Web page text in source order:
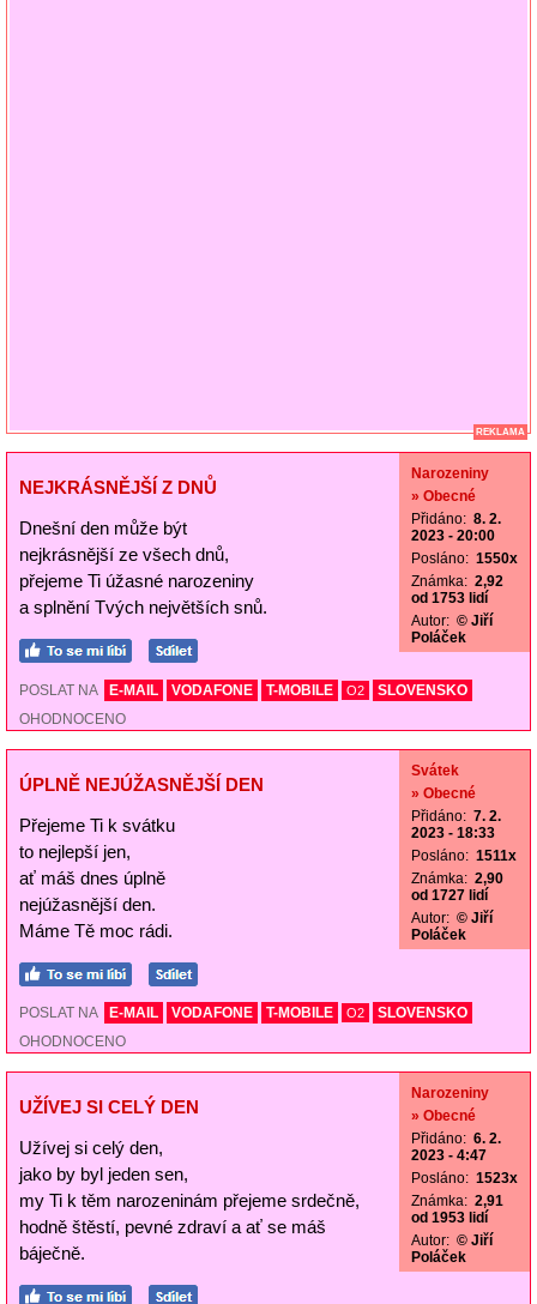
REKLAMA
NEJKRÁSNĚJŠÍ Z DNŮ
Dnešní den může být
nejkrásnější ze všech dnů,
přejeme Ti úžasné narozeniny
a splnění Tvých největších snů.
Narozeniny
» Obecné
Přidáno: 8. 2.
2023 - 20:00
Posláno: 1550x
Známka: 2,92
od 1753 lidí
Autor: © Jiří
Poláček
POSLAT NA E-MAIL VODAFONE T-MOBILE O2
SLOVENSKO
OHODNOCENO
ÚPLNĚ NEJÚŽASNĚJŠÍ DEN
Přejeme Ti k svátku
to nejlepší jen,
ať máš dnes úplně
nejúžasnější den.
Máme Tě moc rádi.
Svátek
» Obecné
Přidáno: 7. 2.
2023 - 18:33
Posláno: 1511x
Známka: 2,90
od 1727 lidí
Autor: © Jiří
Poláček
POSLAT NA E-MAIL VODAFONE T-MOBILE O2
SLOVENSKO
OHODNOCENO
UŽÍVEJ SI CELÝ DEN
Užívej si celý den,
jako by byl jeden sen,
my Ti k těm narozeninám přejeme srdečně,
hodně štěstí, pevné zdraví a ať se máš
báječně.
Narozeniny
» Obecné
Přidáno: 6. 2.
2023 - 4:47
Posláno: 1523x
Známka: 2,91
od 1953 lidí
Autor: © Jiří
Poláček